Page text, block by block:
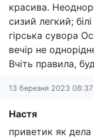
красива.
сизий легкий;
гірська сувора
вечір не
Вчіть правила,
13 березня 2023 08:37
Настя
приветик як дела